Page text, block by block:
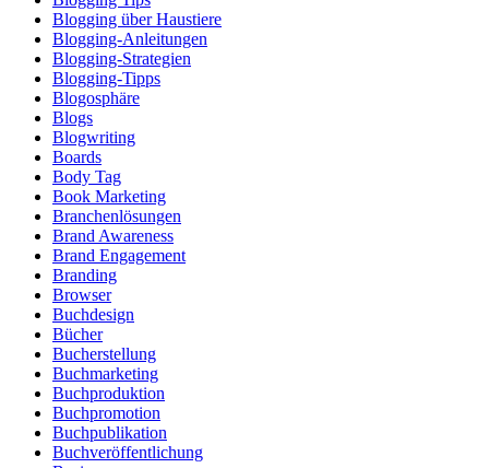
Blogging über Haustiere
Blogging-Anleitungen
Blogging-Strategien
Blogging-Tipps
Blogosphäre
Blogs
Blogwriting
Boards
Body Tag
Book Marketing
Branchenlösungen
Brand Awareness
Brand Engagement
Branding
Browser
Buchdesign
Bücher
Bucherstellung
Buchmarketing
Buchproduktion
Buchpromotion
Buchpublikation
Buchveröffentlichung